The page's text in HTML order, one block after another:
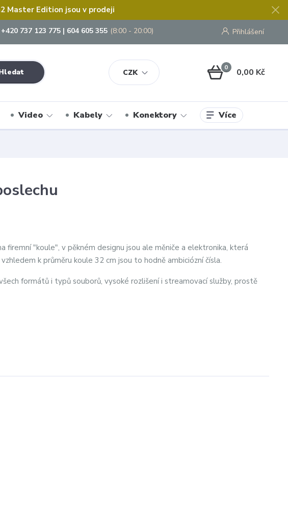
Master Edition jsou v prodeji
CZK
Přihlášení
+420 737 123 775 | 604 605 355 (8:00 - 20:00)
0 0,00 Kč
Video Kabely Konektory Více
"koule", v pěkném designu jsou ale měniče a elektronika, která
k průměru koule 32 cm jsou to hodně ambiciózní čísla.
formátů i typů souborů, vysoké rozlišení i streamovací služby, prostě